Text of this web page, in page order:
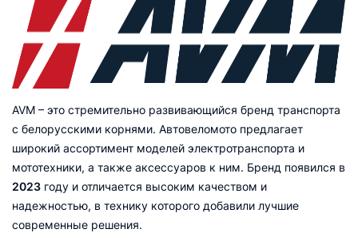
AVM – это стремительно развивающийся бренд транспорта
с белорусскими корнями. Автовеломото предлагает
широкий ассортимент моделей электротранспорта и
мототехники, а также аксессуаров к ним. Бренд появился в
2023 году и отличается высоким качеством и
надежностью, в технику которого добавили лучшие
современные решения.